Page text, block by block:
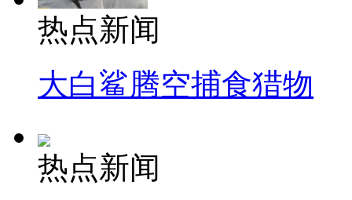
热点新闻
大白鲨腾空捕食猎物
热点新闻